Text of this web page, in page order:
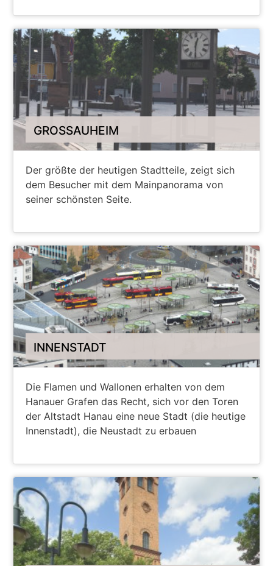
GROSSAUHEIM
Der größte der heutigen Stadtteile, zeigt sich
dem Besucher mit dem Mainpanorama von
seiner schönsten Seite.
INNENSTADT
Die Flamen und Wallonen erhalten von dem
Hanauer Grafen das Recht, sich vor den Toren
der Altstadt Hanau eine neue Stadt (die heutige
Innenstadt), die Neustadt zu erbauen